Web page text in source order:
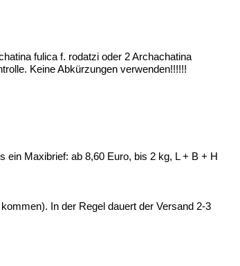
fulica f. rodatzi oder 2 Archachatina
Keine Abkürzungen verwenden!!!!!!
Maxibrief: ab 8,60 Euro, bis 2 kg, L + B + H
In der Regel dauert der Versand 2-3